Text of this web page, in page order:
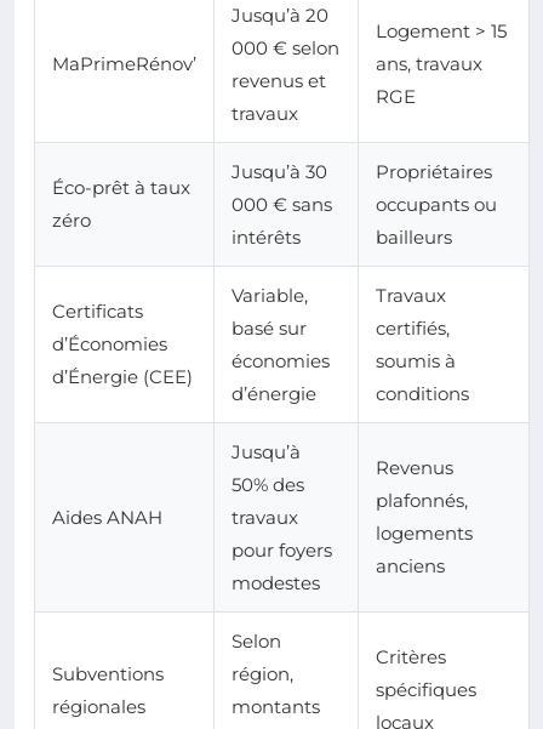
MaPrimeRénov’
Jusqu’à 20
000 € selon
revenus et
travaux
Logement > 15
ans, travaux
RGE
Éco-prêt à taux
zéro
Jusqu’à 30
000 € sans
intérêts
Propriétaires
occupants ou
bailleurs
Certificats
d’Économies
d’Énergie (CEE)
Variable,
basé sur
économies
d’énergie
Travaux
certifiés,
soumis à
conditions
Aides ANAH
Jusqu’à
50% des
travaux
pour foyers
modestes
Revenus
plafonnés,
logements
anciens
Subventions
régionales
Selon
région,
montants
Critères
spécifiques
locaux